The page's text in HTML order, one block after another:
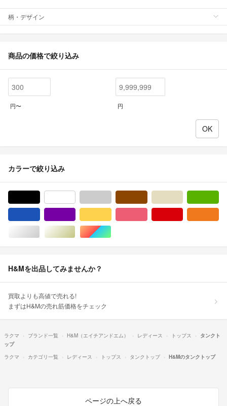
柄・デザイン
商品の価格で絞り込み
円〜 円
カラーで絞り込み
シルバー/銀色系ゴールド/金色系マルチカラー
H&Mを出品してみませんか？
買取よりも高値で売れる!
まずはH&Mの売れ筋価格をチェック
ラクマ ブランド一覧 H&M（エイチアンドエム） レディース トップス
タンクト
ップ
ラクマ
カテゴリ一覧 レディース トップス タンクトップ H&Mのタンクトップ
ページの上へ戻る